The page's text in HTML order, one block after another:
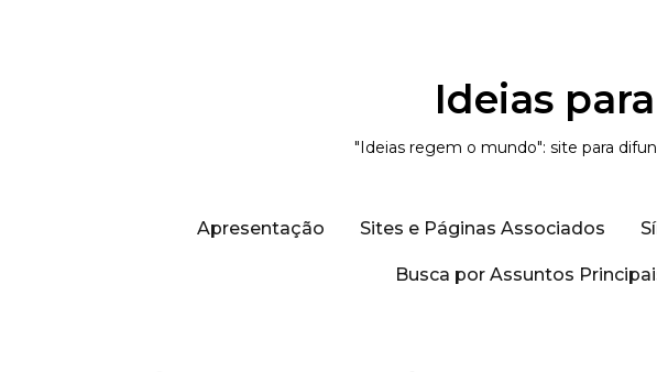
Ideias
"Ideias regem o mundo": site para
Apresentação Sites e Páginas Associados
Busca por Assuntos